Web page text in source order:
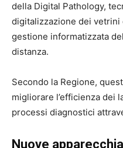
della Digital Pathology,
digitalizzazione dei vetrini
gestione informatizzata
distanza.
Secondo la Regione,
migliorare l’efficienza dei
processi diagnostici
Nuove